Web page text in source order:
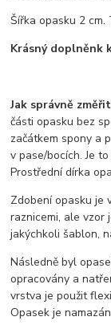
Šířka opasku 2 cm.
Krásný doplněnk
Jak správně
části opasku bez
začátkem spony a
v pase/bocích. Je
Prostřední dírka
Zdobení opasku je
raznicemi, ale vzor
jakýchkoli šablon,
Následně byl
opracovány a
vrstva je použit
Opasek je